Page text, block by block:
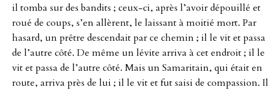
il tomba sur des bandits ; ceux-ci, après l’avoir dépouillé et
roué de coups, s’en allèrent, le laissant à moitié mort. Par
hasard, un prêtre descendait par ce chemin ; il le vit et passa
de l’autre côté. De même un lévite arriva à cet endroit ; il le
vit et passa de l’autre côté. Mais un Samaritain, qui était en
route, arriva près de lui ; il le vit et fut saisi de compassion. Il